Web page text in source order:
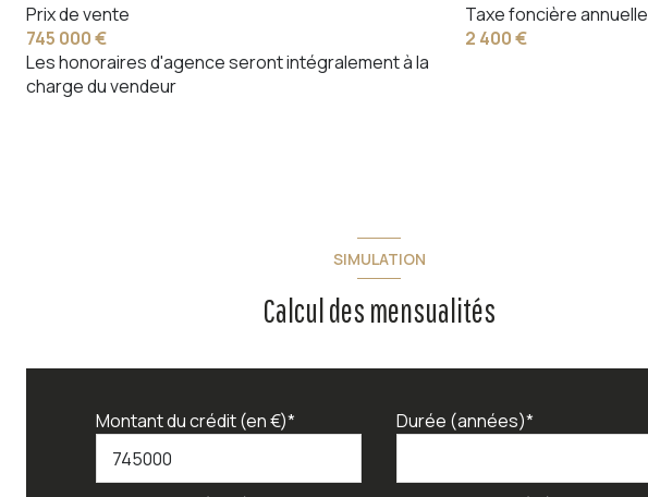
Prix de vente
745 000 €
Les honoraires d'agence seront intégralement à la
charge du vendeur
Taxe foncière annuelle
2 400 €
SIMULATION
Calcul des mensualités
Montant du crédit (en €)* Durée (années)*